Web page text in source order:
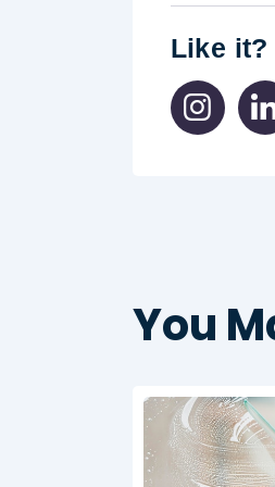
Like it?
You